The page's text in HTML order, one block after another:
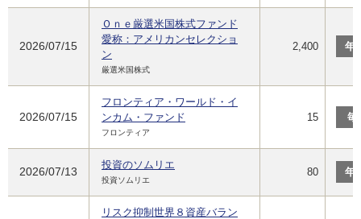
2026/07/15
Ｏｎｅ厳選米国株式ファンド
愛称：アメリカンセレクショ
ン
厳選米国株式
2,400 年
2026/07/15
フロンティア・ワールド・イ
ンカム・ファンド
フロンティア
15 毎
2026/07/13
投資のソムリエ
投資ソムリエ
80 年
リスク抑制世界８資産バラン